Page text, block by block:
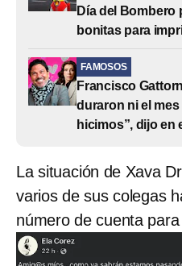
Día del Bombero
bonitas para
FAMOSOS
Francisco
duraron ni el
hicimos”, dijo en
La situación de Xava
varios de sus colegas
número de cuenta